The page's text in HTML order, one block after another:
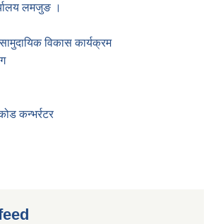
लमजुङ ।
विकास कार्यक्रम
कन्भर्रटर